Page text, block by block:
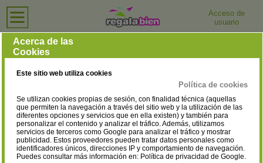
Acceso de
usuario
Tiendas de Ordenadores e Informática en Cantabria
Selecciona la localidad
Inicio › Tiendas de Ordenadores e Informática
Cabezón de la Sal Camargo
(4)
Laredo(1) Los Corrales de Buelna(2)
Piélagos(1) Reinosa(3)
San Vicente de la Barquera
(2)
Santa Cruz de Bezana(1)
Acerca de las
Cookies
Este sitio web utiliza cookies
Política de cookies
Se utilizan cookies propias de sesión, con finalidad técnica (aquellas
que permiten la navegación a través del sitio web y la utilización de las
diferentes opciones y servicios que en ella existen) y también para
personalizar el contenido y analizar el tráfico. Además, utilizamos
servicios de terceros como Google para analizar el tráfico y mostrar
publicidad. Estos proveedores pueden tratar datos personales como
identificadores únicos, direcciones IP y comportamiento de navegación.
Puedes consultar más información en: Política de privacidad de Google.